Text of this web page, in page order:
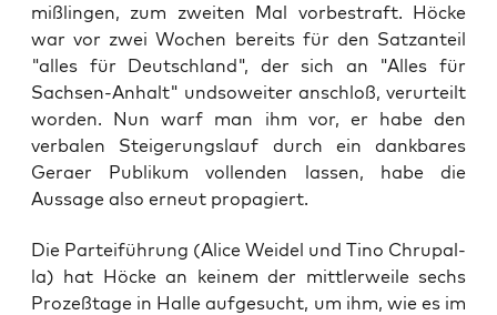
mißlingen, zum zweiten Mal vorbestraft. Höcke
war vor zwei Wochen bereits für den Satzanteil
"alles für Deutschland", der sich an "Alles für
Sachsen-Anhalt" undsoweiter anschloß, verurteilt
worden. Nun warf man ihm vor, er habe den
verbalen Steigerungslauf durch ein dankbares
Geraer Publikum vollenden lassen, habe die
Aussage also erneut propagiert.
Die Par­tei­füh­rung (Ali­ce Wei­del und Tino Chrup­al­
la) hat Höcke an kei­nem der mitt­ler­wei­le sechs
Pro­zeß­ta­ge in Hal­le auf­ge­sucht, um ihm, wie es im